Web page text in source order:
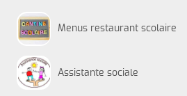
Menus restaurant scolaire
Assistante sociale